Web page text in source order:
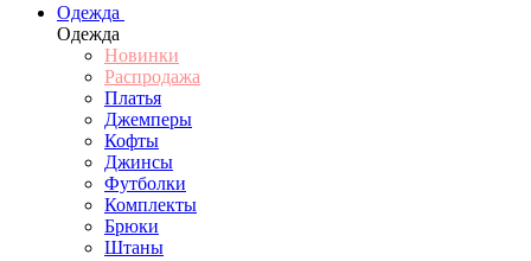
Одежда
Одежда
Новинки
Распродажа
Платья
Джемперы
Кофты
Джинсы
Футболки
Комплекты
Брюки
Штаны